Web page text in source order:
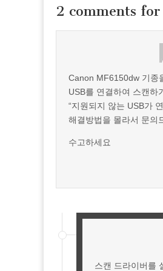
2 comments for
Canon MF6150dw 기종
USB를 연결하여 스캔하
“지원되지 않는 USB가
해결방법을 몰라서 문의
수고하세요
스캔 드라이버를